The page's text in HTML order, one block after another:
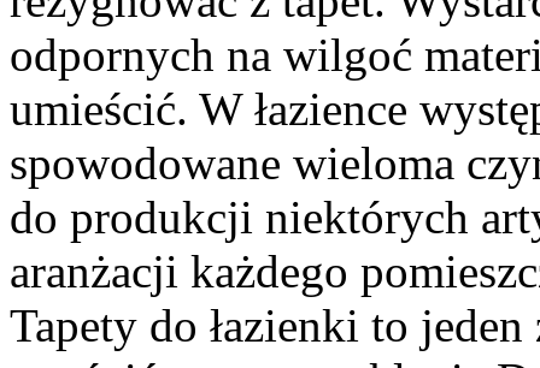
odpornych na wilgoć
umieścić. W łazience
spowodowane wieloma
do produkcji niektórych
aranżacji każdego
Tapety do łazienki to